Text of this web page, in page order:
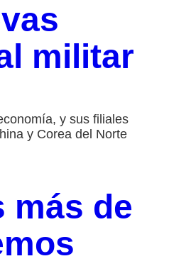
militar
y sus filiales
y Corea del Norte
más de